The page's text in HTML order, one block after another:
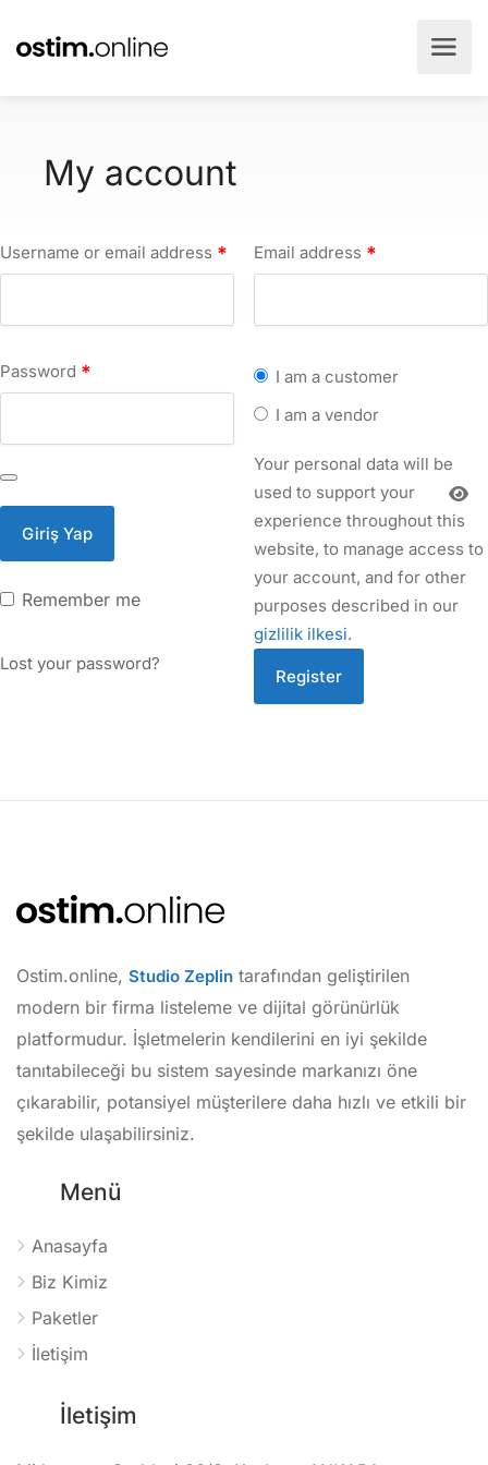
My account
Username or email address *
Password *
Remember me
Lost your password?
Email address *
I am a customer
I am a vendor
Your personal data will be
used to support your
experience throughout this
website, to manage access to
your account, and for other
purposes described in our
gizlilik ilkesi.
Ostim.online, Studio Zeplin tarafından geliştirilen
modern bir firma listeleme ve dijital görünürlük
platformudur. İşletmelerin kendilerini en iyi şekilde
tanıtabileceği bu sistem sayesinde markanızı öne
çıkarabilir, potansiyel müşterilere daha hızlı ve etkili bir
şekilde ulaşabilirsiniz.
Menü
Anasayfa
Biz Kimiz
Paketler
İletişim
İletişim